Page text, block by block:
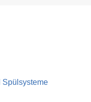
Spülsysteme